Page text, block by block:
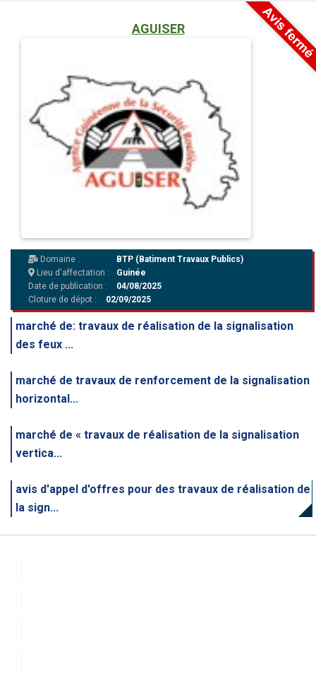
AGUISER
Domaine :
BTP (Batiment Travaux Publics)
Lieu d'affectation :
Guinée
Date de publication :
04/08/2025
Cloture de dépot :
02/09/2025
marché de: travaux de réalisation de la signalisation
des feux ...
marché de travaux de renforcement de la signalisation
horizontal...
marché de « travaux de réalisation de la signalisation
vertica...
avis d'appel d'offres pour des travaux de réalisation de
la sign...